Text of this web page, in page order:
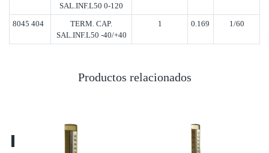
SAL.INF.L50 0-120
8045 404
TERM. CAP.
SAL.INF.L50 -40/+40
1 0.169 1/60
Productos relacionados